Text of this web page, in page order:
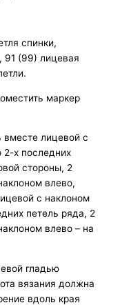
спинки,
91 (99) лицевая
маркер
вместе лицевой с
2-х последних
стороны, 2
влево,
с наклоном
петель ряда, 2
влево – на
гладью
вязания должна
вдоль края